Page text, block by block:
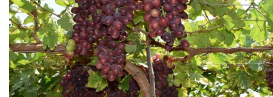
espárragos
lideraron
agroexportaciones
peruanas
en
el
2019